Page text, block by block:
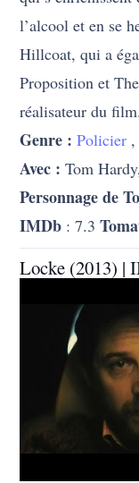
l’alcool et en se
Hillcoat, qui a
Proposition et
réalisateur du film.
Genre : Policier
Avec : Tom
Personnage de
IMDb : 7.3
Locke (2013) |